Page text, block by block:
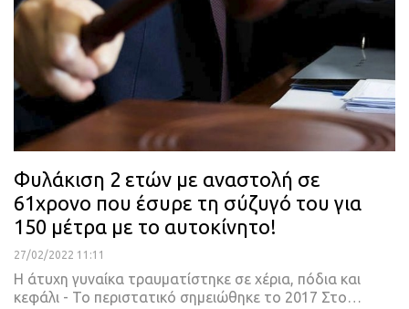
Φυλάκιση 2 ετών με αναστολή σε
61χρονο που έσυρε τη σύζυγό του για
150 μέτρα με το αυτοκίνητο!
27/02/2022 11:11
Η άτυχη γυναίκα τραυματίστηκε σε χέρια, πόδια και
κεφάλι - Το περιστατικό σημειώθηκε το 2017 Στο